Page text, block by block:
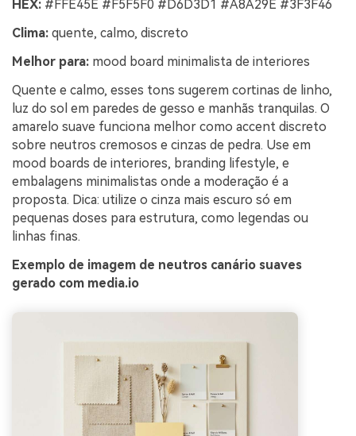
HEX: #FFE45E #F5F5F0 #D6D3D1 #A8A29E #3F3F46
Clima: quente, calmo, discreto
Melhor para: mood board minimalista de interiores
Quente e calmo, esses tons sugerem cortinas de linho,
luz do sol em paredes de gesso e manhãs tranquilas. O
amarelo suave funciona melhor como accent discreto
sobre neutros cremosos e cinzas de pedra. Use em
mood boards de interiores, branding lifestyle, e
embalagens minimalistas onde a moderação é a
proposta. Dica: utilize o cinza mais escuro só em
pequenas doses para estrutura, como legendas ou
linhas finas.
Exemplo de imagem de neutros canário suaves
gerado com media.io